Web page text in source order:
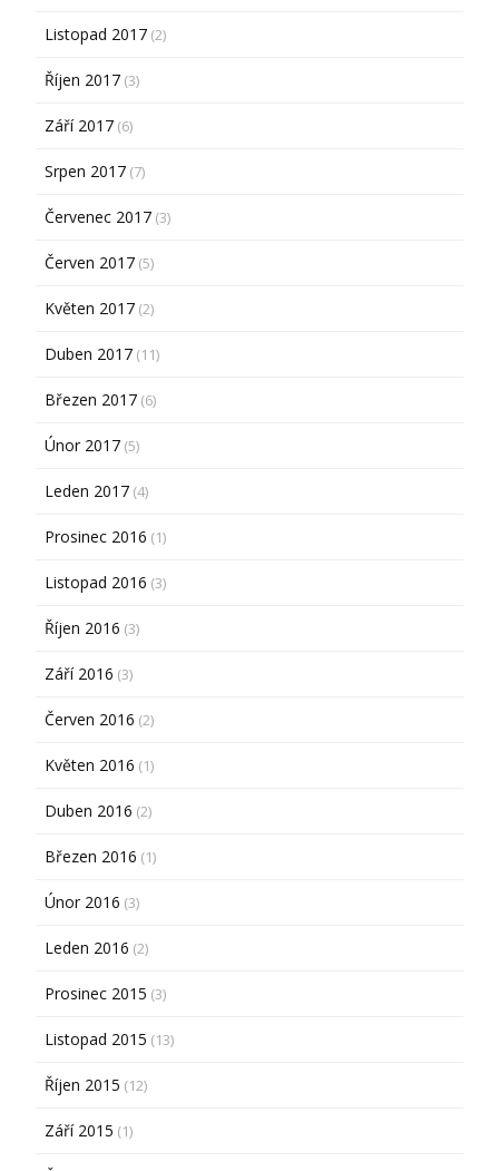
Listopad 2017 (2)
Říjen 2017 (3)
Září 2017 (6)
Srpen 2017 (7)
Červenec 2017 (3)
Červen 2017 (5)
Květen 2017 (2)
Duben 2017 (11)
Březen 2017 (6)
Únor 2017 (5)
Leden 2017 (4)
Prosinec 2016 (1)
Listopad 2016 (3)
Říjen 2016 (3)
Září 2016 (3)
Červen 2016 (2)
Květen 2016 (1)
Duben 2016 (2)
Březen 2016 (1)
Únor 2016 (3)
Leden 2016 (2)
Prosinec 2015 (3)
Listopad 2015 (13)
Říjen 2015 (12)
Září 2015 (1)